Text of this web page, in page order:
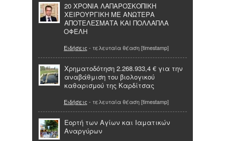
20 ΧΡΟΝΙΑ ΛΑΠΑΡΟΣΚΟΠΙΚΗ
ΧΕΙΡΟΥΡΓΙΚΗ ΜΕ ΑΝΩΤΕΡΑ
ΑΠΟΤΕΛΕΣΜΑΤΑ ΚΑΙ ΠΟΛΛΑΠΛΑ
ΟΦΕΛΗ
Ειδήσεις - τελευταία θέαση [timestamp]
Χρηματοδότηση 2.268.933,4 € για την
αναβάθμιση του βιολογικού
καθαρισμού της Καρδίτσας
Ειδήσεις - τελευταία θέαση [timestamp]
Εορτή των Αγίων και Ιαματικών
Αναργύρων